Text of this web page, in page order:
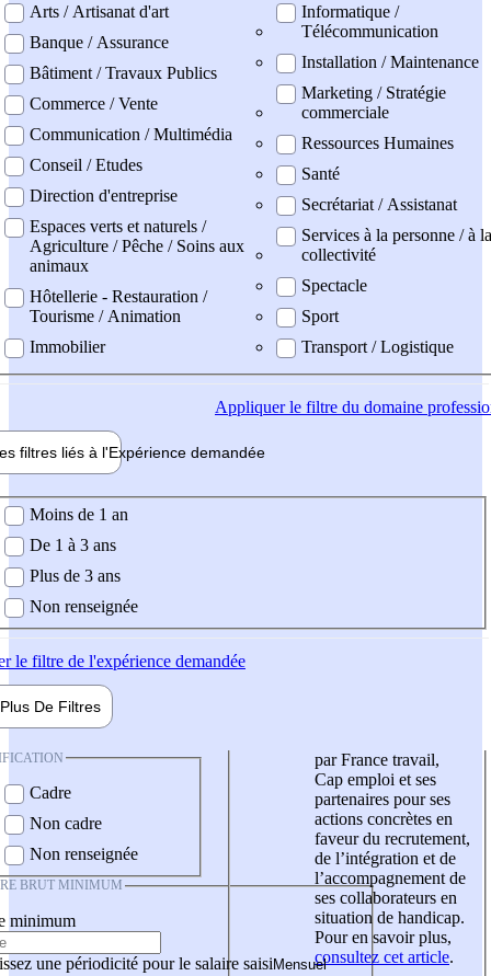
Arts / Artisanat d'art
Banque / Assurance
Bâtiment / Travaux Publics
Commerce / Vente
Communication / Multimédia
Conseil / Etudes
Direction d'entreprise
Espaces verts et naturels /
Agriculture / Pêche / Soins aux
animaux
Hôtellerie - Restauration /
Tourisme / Animation
Immobilier
Informatique /
Télécommunication
Installation / Maintenance
Marketing / Stratégie
commerciale
Ressources Humaines
Santé
Secrétariat / Assistanat
Services à la personne / à la
collectivité
Spectacle
Sport
Transport / Logistique
Appliquerle filtre du domaine
filtres liés à l'Expérience demandée
demandée
Moins de 1 an
De 1 à 3 ans
Plus de 3 ans
Non renseignée
le filtre de l'expérience demandée
Plus De Filtres
Cadre
Non cadre
Non renseignée
BRUT MINIMUM
minimum
une périodicité pour le salaire saisi
par France travail,
Cap emploi et ses
partenaires pour ses
actions concrètes en
faveur du recrutement,
de l’intégration et de
l’accompagnement de
ses collaborateurs en
situation de handicap.
Pour en savoir plus,
consultez cet article.